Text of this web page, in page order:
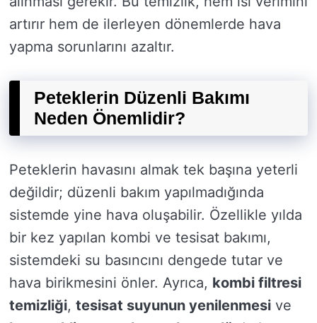
artırır hem de ilerleyen dönemlerde hava
yapma sorunlarını azaltır.
Peteklerin Düzenli Bakımı
Neden Önemlidir?
Peteklerin havasını almak tek başına yeterli
değildir; düzenli bakım yapılmadığında
sistemde yine hava oluşabilir. Özellikle yılda
bir kez yapılan kombi ve tesisat bakımı,
sistemdeki su basıncını dengede tutar ve
hava birikmesini önler. Ayrıca, kombi filtresi
temizliği, tesisat suyunun yenilenmesi ve